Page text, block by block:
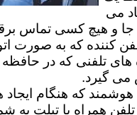
می
جا و هیچ کسی تماس
کننده که به صورت
های تلفنی که در
می گیرد.
که هنگام ایجاد
همراه یا تبلت به